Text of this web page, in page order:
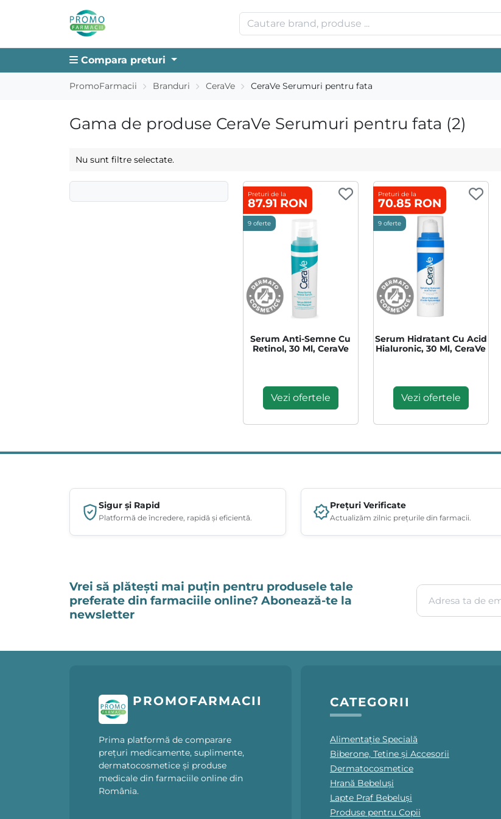
Compara preturi
PromoFarmacii Branduri CeraVe CeraVe Serumuri pentru fata
Gama de produse CeraVe Serumuri pentru fata (2)
Nu sunt filtre selectate.
Serum Anti-Semne Cu
Retinol, 30 Ml, CeraVe
Preturi de la
87.91 RON
9 oferte
Vezi ofertele
Serum Hidratant Cu Acid
Hialuronic, 30 Ml, CeraVe
Preturi de la
70.85 RON
9 oferte
Vezi ofertele
Sigur și Rapid
Platformă de încredere, rapidă și eficientă.
Prețuri Verificate
Actualizăm zilnic prețurile din farmacii.
Vrei să plătești mai puțin pentru produsele tale
preferate din farmaciile online? Abonează-te la
newsletter
Adresa ta de email
PROMOFARMACII
Prima platformă de comparare
prețuri medicamente, suplimente,
dermatocosmetice și produse
medicale din farmaciile online din
România.
CATEGORII
Alimentație Specială
Biberone, Tetine și Accesorii
Dermatocosmetice
Hrană Bebeluși
Lapte Praf Bebeluși
Produse pentru Copii